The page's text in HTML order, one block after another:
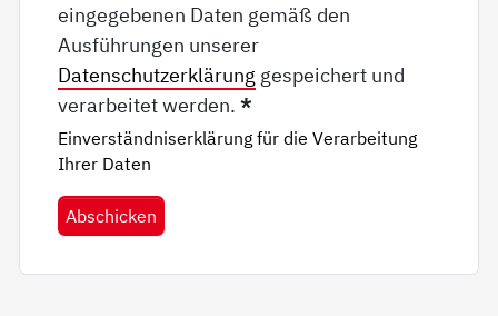
eingegebenen Daten gemäß den
Ausführungen unserer
Datenschutzerklärung gespeichert und
verarbeitet werden.*
Einverständniserklärung für die Verarbeitung
Ihrer Daten
Abschicken